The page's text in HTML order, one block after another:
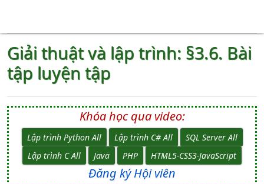
Giải thuật và lập trình: §3.6. Bài
tập luyện tập
Khóa học qua video:
Lập trình Python All Lập trình C# All
SQL Server All
Lập trình C All
Java PHP HTML5-CSS3-JavaScript
Đăng ký Hội viên